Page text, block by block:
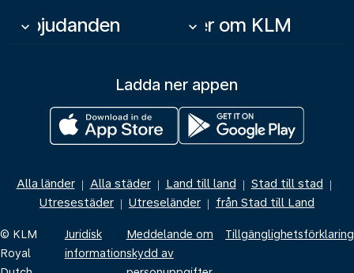
Erbjudanden
keyboard_arrow_down Mer om KLM
keyboard_arrow_down
Ladda ner appen
Alla länder | Alla städer | Land till land | Stad till stad |
Utresestäder | Utreseländer | från Stad till Land
© KLM
Royal
Juridisk
information
Meddelande om
skydd av
Tillgänglighetsförklaring